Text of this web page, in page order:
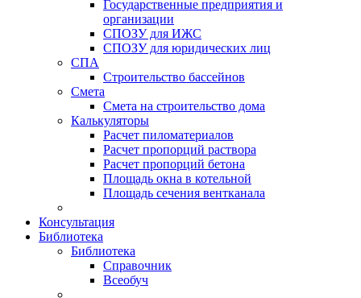
Государственные предприятия и
организации
СПОЗУ для ИЖС
СПОЗУ для юридических лиц
СПА
Строительство бассейнов
Смета
Смета на строительство дома
Калькуляторы
Расчет пиломатериалов
Расчет пропорций раствора
Расчет пропорций бетона
Площадь окна в котельной
Площадь сечения вентканала
Консультация
Библиотека
Библиотека
Справочник
Всеобуч